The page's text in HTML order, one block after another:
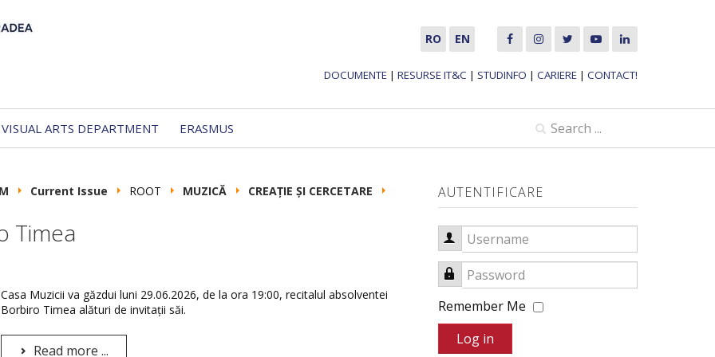
RO EN
DOCUMENTE | RESURSE IT&C | STUDINFO | CARIERE | CONTACT!
VISUAL ARTS DEPARTMENT ERASMUS
Current Issue ROOT MUZICĂ CREAȚIE ȘI CERCETARE
Timea
Casa Muzicii va găzdui luni 29.06.2026, de la ora 19:00, recitalul absolventei
Borbiro Timea alături de invitații săi.
Read more ...
AUTENTIFICARE
Username
Password
Remember Me
Log in